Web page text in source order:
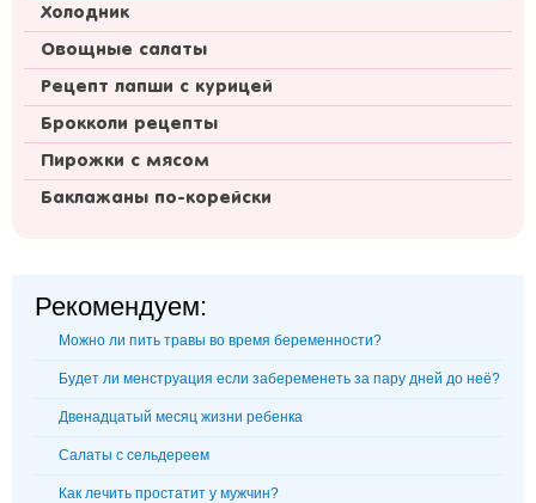
Холодник
Овощные салаты
Рецепт лапши с курицей
Брокколи рецепты
Пирожки с мясом
Баклажаны по-корейски
Рекомендуем:
Можно ли пить травы во время беременности?
Будет ли менструация если забеременеть за пару дней до неё?
Двенадцатый месяц жизни ребенка
Салаты с сельдереем
Как лечить простатит у мужчин?